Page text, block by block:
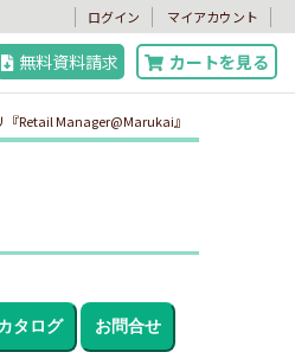
ログイン マイアカウント
無料資料請求 カートを見る
Retail Manager@Marukai』
タログ お問合せ